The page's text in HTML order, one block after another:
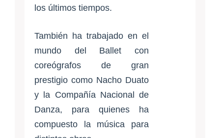
los últimos tiempos.
También ha trabajado en el
mundo del Ballet con
coreógrafos de gran
prestigio como Nacho Duato
y la Compañía Nacional de
Danza, para quienes ha
compuesto la música para